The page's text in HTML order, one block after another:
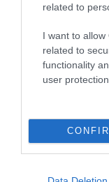
related to
I want to
related to
functionality
user protection.